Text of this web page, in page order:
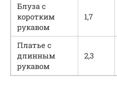
Блуза с
коротким
рукавом
1,7
Платье с
длинным
рукавом
2,3